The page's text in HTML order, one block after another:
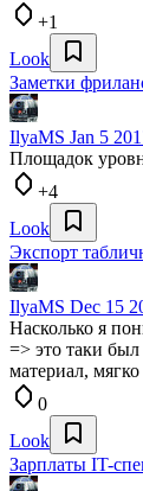
+1
Look
Заметки
IlyaMS Jan 5
Площадок
+4
Look
Экспорт
IlyaMS Dec 15
Насколько я
=> это таки
материал,
0
Look
Зарплаты IT-